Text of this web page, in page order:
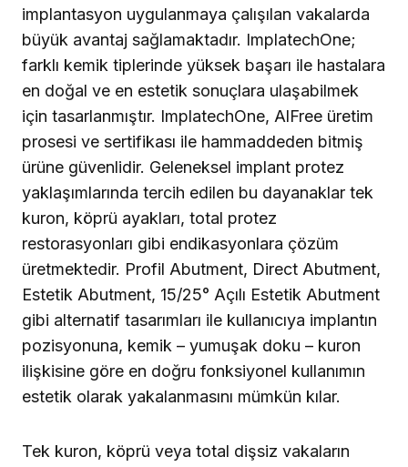
implantasyon uygulanmaya çalı­şılan vakalarda
büyük avantaj sağlamaktadır. ImplatechOne;
farklı kemik tiplerinde yüksek başarı ile hastalara
en doğal ve en estetik sonuçlara ulaşabilmek
için tasarlanmıştır. ImplatechOne, AlFree üretim
prosesi ve sertifikası ile hammaddeden bitmiş
ürüne güvenlidir. Geleneksel implant protez
yaklaşımlarında tercih edilen bu dayanaklar tek
kuron, köprü ayakları, total pro­tez
restorasyonları gibi endikasyonlara çözüm
üretmekte­dir. Profil Abutment, Direct Abutment,
Estetik Abutment, 15/25° Açılı Estetik Abutment
gibi alternatif tasarımları ile kullanıcıya implantın
pozisyonuna, kemik – yumuşak doku – kuron
ilişkisine göre en doğru fonksiyonel kullanımın
estetik ola­rak yakalanmasını mümkün kılar.
Tek kuron, köprü veya total dişsiz vakaların